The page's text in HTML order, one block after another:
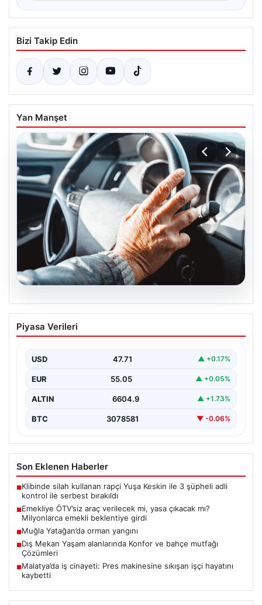
Bizi Takip Edin
Yan Manşet
Emekliye ÖTV’siz araç verilecek mi,
yasa çıkacak mı? Milyonlarca emekli
Piyasa Verileri
USD 47.71 ▲ +0.17%
EUR 55.05 ▲ +0.05%
ALTIN 6604.9 ▲ +1.73%
BTC 3078581 ▼ -0.06%
Son Eklenen Haberler
■Klibinde silah kullanan rapçi Yuşa Keskin ile 3 şüpheli adli
kontrol ile serbest bırakıldı
■Emekliye ÖTV’siz araç verilecek mi, yasa çıkacak mı?
Milyonlarca emekli beklentiye girdi
■Muğla Yatağan’da orman yangını
■Dış Mekan Yaşam alanlarında Konfor ve bahçe mutfağı
Çözümleri
■Malatya’da iş cinayeti: Pres makinesine sıkışan işçi hayatını
kaybetti